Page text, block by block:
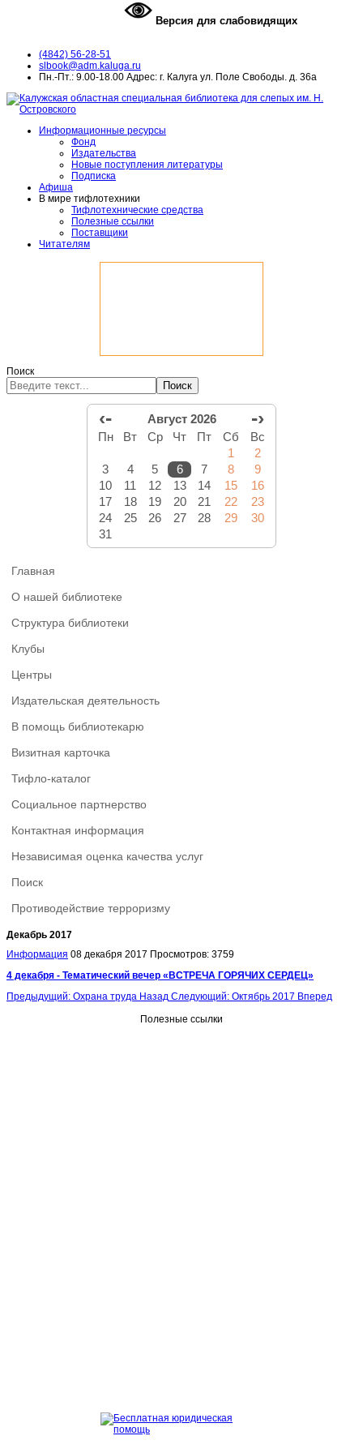
Версия для слабовидящих
(4842) 56-28-51
slbook@adm.kaluga.ru
Пн.-Пт.: 9.00-18.00 Адрес: г. Калуга ул. Поле Свободы. д. 36а
Информационные ресурсы
Фонд
Издательства
Новые поступления литературы
Подписка
Афиша
В мире тифлотехники
Тифлотехнические средства
Полезные ссылки
Поставщики
Читателям
Поиск
Поиск
‹- Август 2026 -›
Пн Вт Ср Чт Пт Сб
Вс
1
2
3
4 5 6 7 8
9
10
11 12 13 14 15
16
17
18 19 20 21 22
23
24
25 26 27 28 29
30
31
Главная
О нашей библиотеке
Структура библиотеки
Клубы
Центры
Издательская деятельность
В помощь библиотекарю
Визитная карточка
Тифло-каталог
Социальное партнерство
Контактная информация
Независимая оценка качества услуг
Поиск
Противодействие терроризму
Декабрь 2017
Информация 08 декабря 2017 Просмотров: 3759
4 декабря - Тематический вечер «ВСТРЕЧА ГОРЯЧИХ СЕРДЕЦ»
Предыдущий: Охрана труда Назад Следующий: Октябрь 2017 Вперед
Полезные ссылки